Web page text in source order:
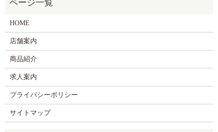
HOME
店舗案内
商品紹介
求人案内
プライバシーポリシー
サイトマップ